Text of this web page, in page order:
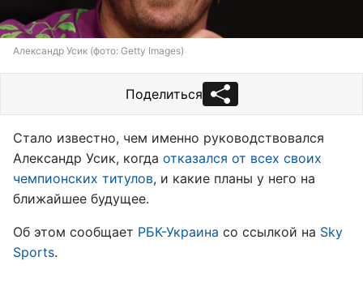
Александр Усик (фото: Getty Images)
Поделиться
Стало известно, чем именно руководствовался
Александр Усик, когда отказался от всех своих
чемпионских титулов, и какие планы у него на
ближайшее будущее.
Об этом сообщает РБК-Украина со ссылкой на Sky
Sports.